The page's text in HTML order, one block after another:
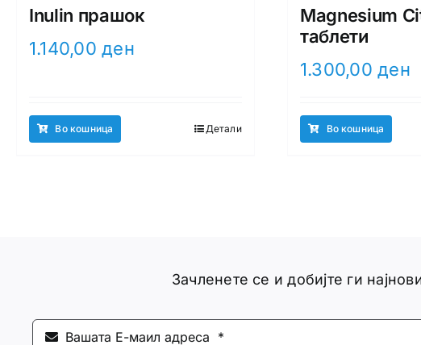
Inulin прашок
1.140,00ден
Во кошница Детали
Magnesium
таблети
1.300,00ден
Во кошница
Зачленете се и добијте ги